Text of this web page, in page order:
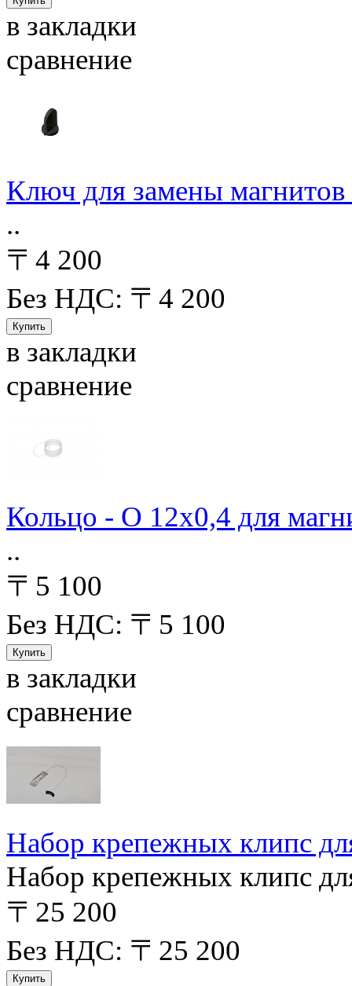
в закладки
сравнение
Ключ для замены
..
〒4 200
Без НДС: 〒4 200
в закладки
сравнение
Кольцо - О 12х0,4 для
..
〒5 100
Без НДС: 〒5 100
в закладки
сравнение
Набор крепежных клипс
Набор крепежных клипс
〒25 200
Без НДС: 〒25 200